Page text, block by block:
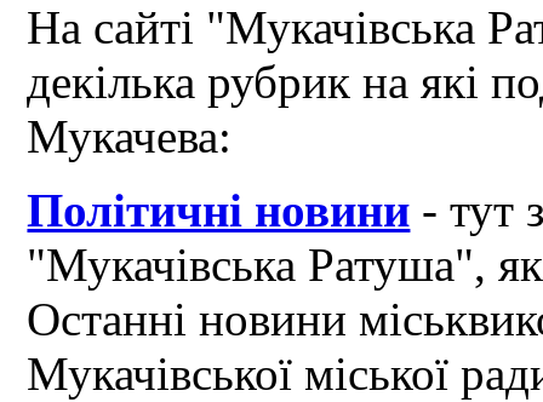
На сайті "Мукачівська
декілька рубрик на які
Мукачева:
Політичні новини - тут
"Мукачівська Ратуша",
Останні новини
Мукачівської міської